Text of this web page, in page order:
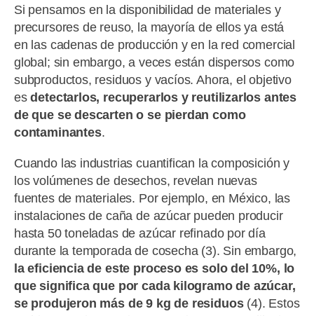
Si pensamos en la disponibilidad de materiales y
precursores de reuso, la mayoría de ellos ya está
en las cadenas de producción y en la red comercial
global; sin embargo, a veces están dispersos como
subproductos, residuos y vacíos. Ahora, el objetivo
esdetectarlos, recuperarlos y reutilizarlos antes
de que se descarten o se pierdan como
contaminantes.
Cuando las industrias cuantifican la composición y
los volúmenes de desechos, revelan nuevas
fuentes de materiales. Por ejemplo, en México, las
instalaciones de caña de azúcar pueden producir
hasta 50 toneladas de azúcar refinado por día
durante la temporada de cosecha (3). Sin embargo,
la eficiencia de este proceso es solo del 10%, lo
que significa que por cada kilogramo de azúcar,
se produjeron más de 9 kg de residuos(4). Estos